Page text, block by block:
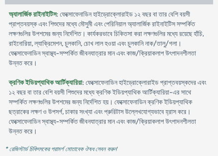
অ্যালার্জিক রাইনাইটিস: ফেক্সোফেনাডিন হাইড্রোক্লোরাইড ১২ বছর বা তার বেশি বয়সী
প্রাপ্তবয়স্ক এবং শিশুদের মধ্যে মৌসুমী এবং পেরিনিয়াল অ্যালার্জিক রাইনাইটিস সম্পর্কিত
লক্ষণগুলির উপশমের জন্য নির্দেশিত। কার্যকরভাবে চিকিতসা করা লক্ষণগুলির মধ্যে রয়েছে হাঁচি,
রাইনোরিয়া, ল্যাক্রিমেশন, চুলকানি, চোখ লাল হওয়া এবং চুলকানি নাক/তালু/গলা।
ফেক্সোফেনাডিন স্বাস্থ্য-সম্পর্কিত জীবনযাত্রার মান এবং কাজ/ক্রিয়াকলাপ উৎপাদনশীলতা
উন্নত করে।
ক্রণিক ইডিয়প্যাথিক আর্টিক্যারিয়া: ফেক্সোফেনাডিন হাইড্রোক্লোরাইড প্রাপ্তবয়স্কদের এবং
১২ বছর বা তার বেশি বয়সী শিশুদের মধ্যে ক্রণিক ইডিয়প্যাথিক আর্টিক্যারিয়া-এর সাথে
সম্পর্কিত লক্ষণগুলির উপশমের জন্য নির্দেশিত হয়। ফেক্সোফেনাডিন ক্রণিক ইডিয়প্যাথিক
ছত্রাকের লক্ষণ ও উপসর্গ, চাকার সংখ্যা এবং প্রুরিটাস উল্লেখযোগ্যভাবে হ্রাস করে।
ফেক্সোফেনাডিন স্বাস্থ্য-সম্পর্কিত জীবনযাত্রার মান এবং কাজ/ক্রিয়াকলাপ উৎপাদনশীলতা
উন্নত করে।
* রেজিস্টার্ড চিকিৎসকের পরামর্শ মোতাবেক ঔষধ সেবন করুন'